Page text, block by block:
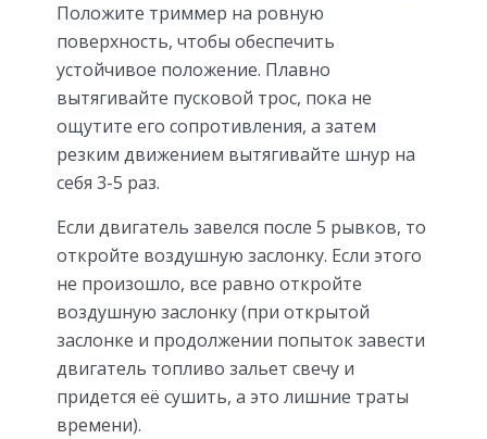
Положите триммер на ровную
поверхность, чтобы обеспечить
устойчивое положение. Плавно
вытягивайте пусковой трос, пока не
ощутите его сопротивления, а затем
резким движением вытягивайте шнур на
себя 3-5 раз.
Если двигатель завелся после 5 рывков, то
откройте воздушную заслонку. Если этого
не произошло, все равно откройте
воздушную заслонку (при открытой
заслонке и продолжении попыток завести
двигатель топливо зальет свечу и
придется её сушить, а это лишние траты
времени).